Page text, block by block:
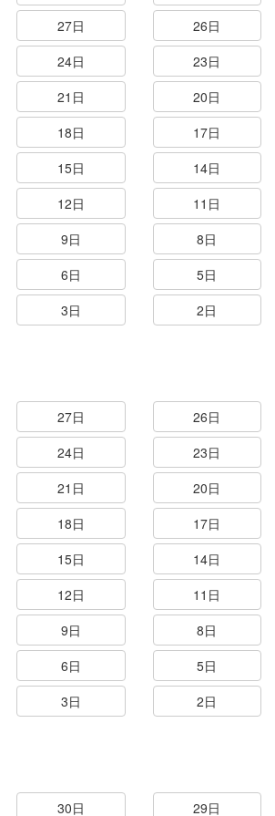
27日
26日
24日
23日
21日
20日
18日
17日
15日
14日
12日
11日
9日
8日
6日
5日
3日
2日
27日
26日
24日
23日
21日
20日
18日
17日
15日
14日
12日
11日
9日
8日
6日
5日
3日
2日
30日 29日